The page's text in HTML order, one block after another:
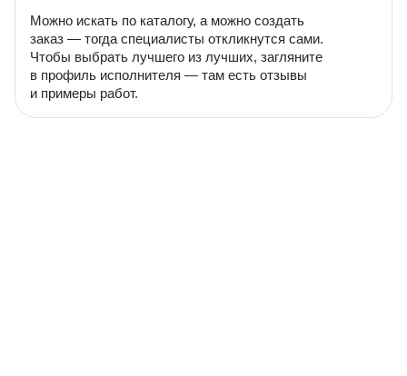
Можно искать по каталогу, а можно создать
заказ — тогда специалисты откликнутся сами.
Чтобы выбрать лучшего из лучших, загляните
в профиль исполнителя — там есть отзывы
и примеры работ.